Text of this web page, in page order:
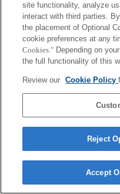
Terms of Use Contact Us
site functionality, analyze
interact with third parties.
the placement of Optional
cookie preferences at any
Cookies." Depending on
the full functionality of this
Review our Cookie Policy
Reject
Accept